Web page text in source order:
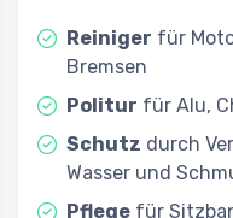
Reiniger für
Bremsen
Politur für Alu,
Schutz durch
Wasser und
Pflege für